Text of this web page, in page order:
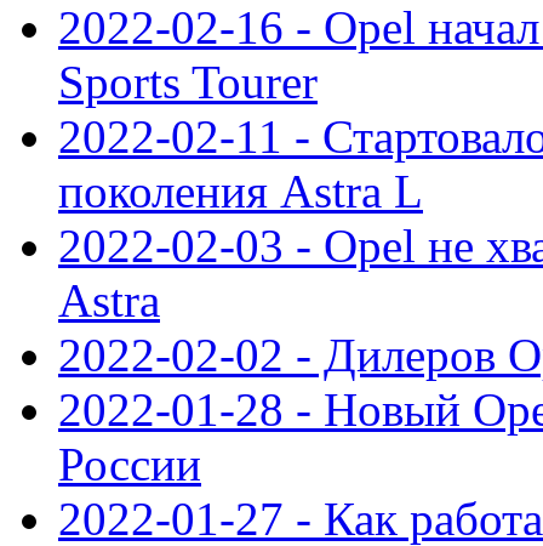
2022-02-16 - Opel
Sports Tourer
2022-02-11 -
поколения Astra L
2022-02-03 - Opel не
Astra
2022-02-02 - Дилеров
2022-01-28 - Новый
России
2022-01-27 - Как